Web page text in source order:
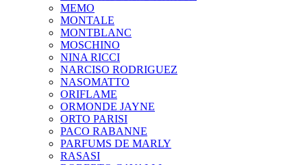
MEMO
MONTALE
MONTBLANC
MOSCHINO
NINA RICCI
NARCISO RODRIGUEZ
NASOMATTO
ORIFLAME
ORMONDE JAYNE
ORTO PARISI
PACO RABANNE
PARFUMS DE MARLY
RASASI